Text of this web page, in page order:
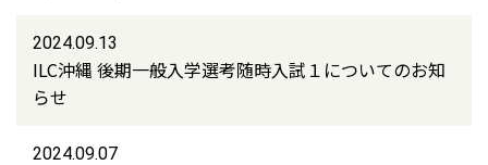
2024.09.13
ILC沖縄 後期一般入学選考随時入試１についてのお知
らせ
2024.09.07